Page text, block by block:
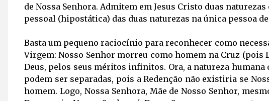
de Nossa Senhora. Admitem em Jesus Cristo duas
pessoal (hipostática) das duas naturezas na única pessoa
Basta um pequeno raciocínio para reconhecer como
Virgem: Nosso Senhor morreu como homem na Cruz (pois
Deus, pelos seus méritos infinitos. Ora, a natureza humana
podem ser separadas, pois a Redenção não existiria se
homem. Logo, Nossa Senhora, Mãe de Nosso Senhor,